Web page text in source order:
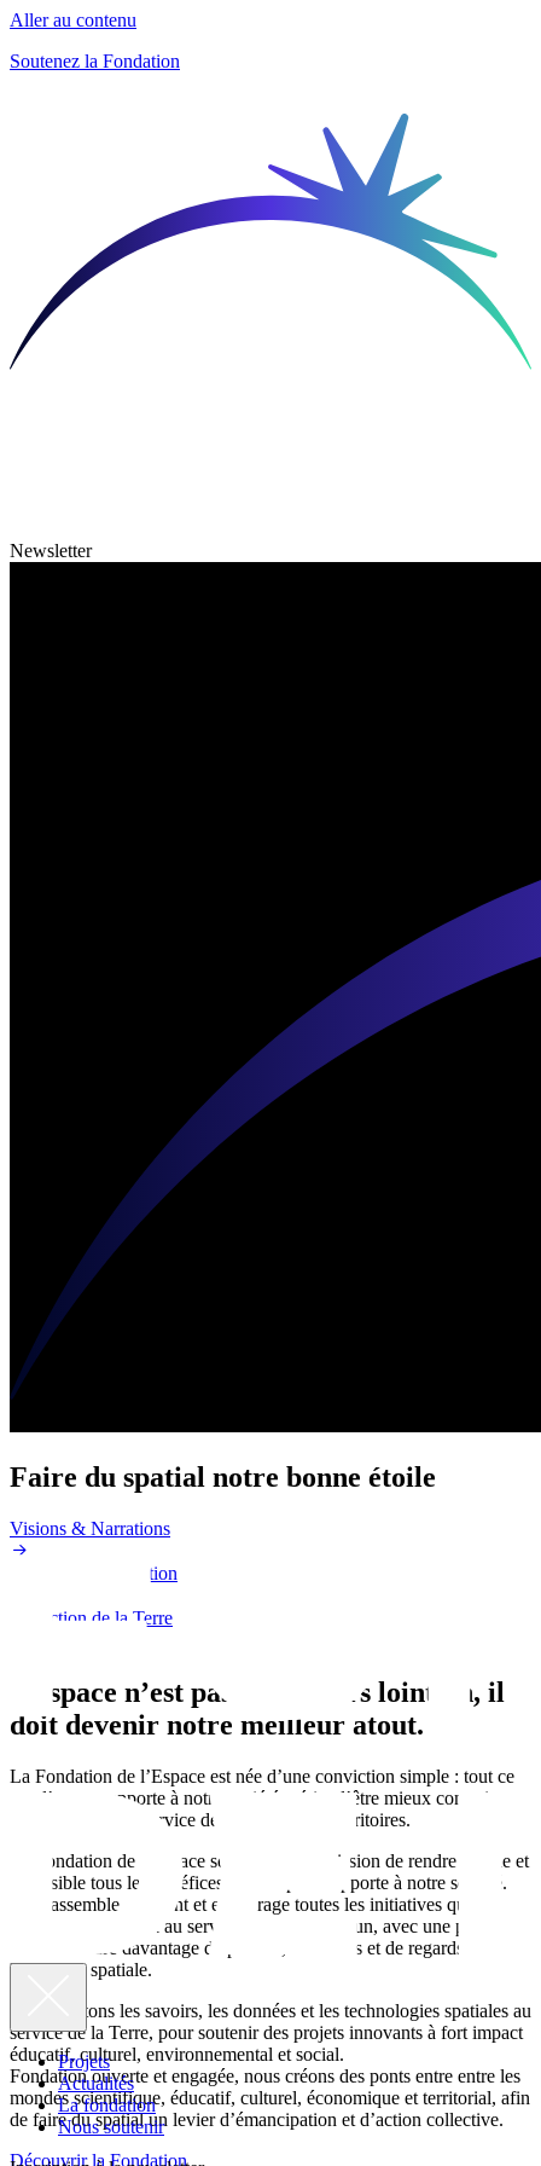
Aller au contenu
Soutenez la Fondation
Projets
Actualités
La fondation
Nous soutenir
Newsletter
Faire du spatial notre bonne étoile
Visions & Narrations
Sciences & Éducation
Protection de la Terre
L’espace n’est pas un ailleurs lointain, il
doit devenir notre meilleur atout.
La Fondation de l’Espace est née d’une conviction simple : tout ce
que l’espace apporte à notre société mérite d’être mieux compris,
partagé et mis au service de la Terre et des territoires.
La Fondation de l’Espace se donne pour mission de rendre visible et
accessible tous les bénéfices que le spatial apporte à notre société.
Elle rassemble, soutient et encourage toutes les initiatives qui
mobilisent le spatial au service du bien commun, avec une priorité
claire : inclure davantage de publics, de talents et de regards dans
l’aventure spatiale.
Nous mettons les savoirs, les données et les technologies spatiales au
service de la Terre, pour soutenir des projets innovants à fort impact
éducatif, culturel, environnemental et social.
Fondation ouverte et engagée, nous créons des ponts entre entre les
mondes scientifique, éducatif, culturel, économique et territorial, afin
de faire du spatialun levier d’émancipation et d’action collective.
Découvrir la Fondation